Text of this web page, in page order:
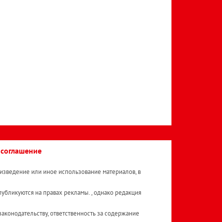
или иное использование материалов, в
на правах рекламы. , однако редакция
ответственность за содержание